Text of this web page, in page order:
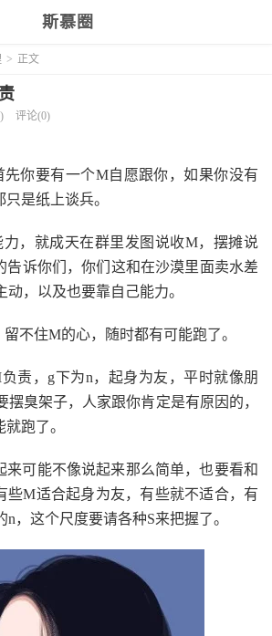
斯慕圈
> 正文
评论(0)
先你要有一个M自愿跟你，如果你没有
是纸上谈兵。
力，就成天在群里发图说收M，摆摊说
告诉你们，你们这和在沙漠里面卖水差
动，以及也要靠自己能力。
不住M的心，随时都有可能跑了。
责，g下为n，起身为友，平时就像朋
摆臭架子，人家跟你肯定是有原因的，
跑了。
来可能不像说起来那么简单，也要看和
些M适合起身为友，有些就不适合，有
，这个尺度要请各种S来把握了。